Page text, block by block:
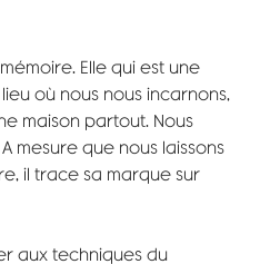
Elle qui est une
où nous nous incarnons,
maison partout. Nous
mesure que nous laissons
il trace sa marque sur
aux techniques du